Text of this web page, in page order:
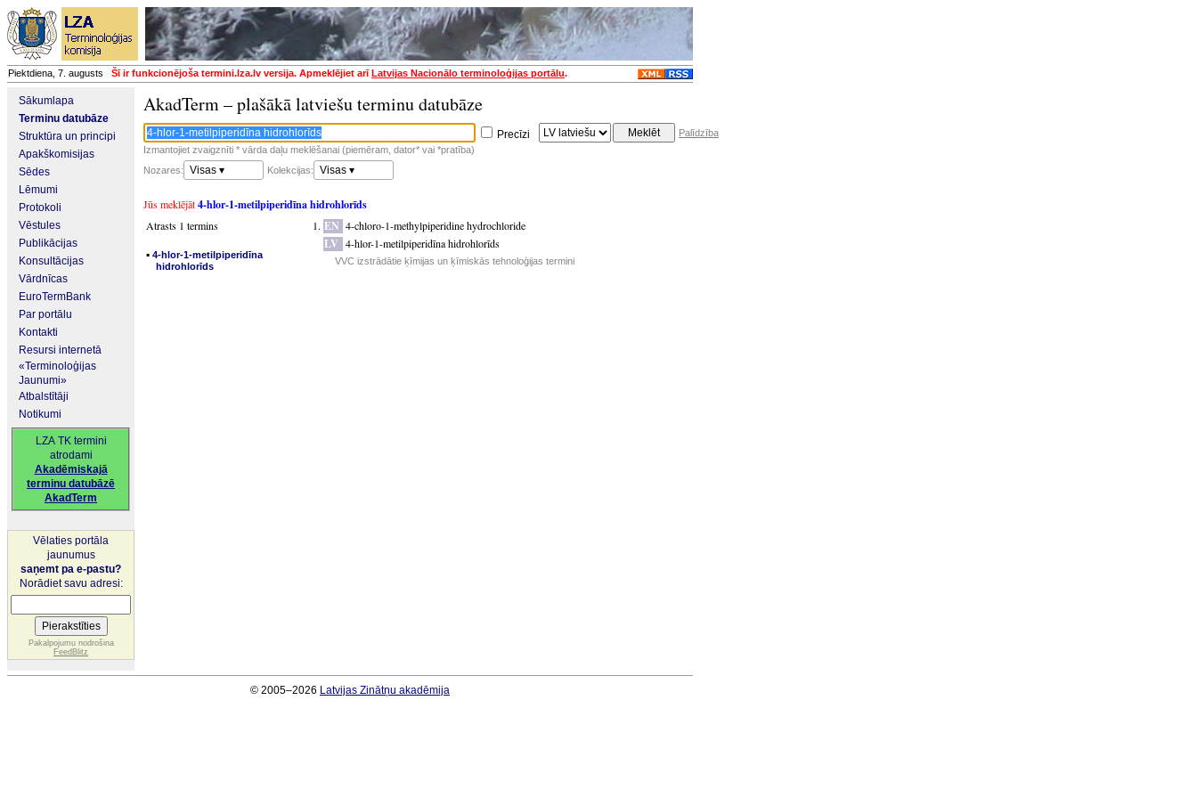
Piektdiena, 7. augusts Šī ir funkcionējoša termini.lza.lv versija. Apmeklējiet arīLatvijas Nacionālo terminoloģijas portālu.
Sākumlapa
Terminu datubāze
Struktūra un principi
Apakškomisijas
Sēdes
Lēmumi
Protokoli
Vēstules
Publikācijas
Konsultācijas
Vārdnīcas
EuroTermBank
Par portālu
Kontakti
Resursi internetā
«Terminoloģijas
Jaunumi»
Atbalstītāji
Notikumi
LZA TK termini
atrodami
Akadēmiskajā
terminu datubāzē
AkadTerm
Vēlaties portāla
jaunumus
saņemt pa e-pastu?
Norādiet savu adresi:
Pakalpojumu nodrošina
FeedBlitz
AkadTerm – plašākā latviešu terminu datubāze
Precīzi
Palīdzība
Izmantojiet zvaigznīti * vārda daļu meklēšanai (piemēram, dator* vai *pratība)
Nozares:
Visas ▾ Kolekcijas: Visas ▾
Jūs meklējāt4-hlor-1-metilpiperidīna hidrohlorīds
Atrasts 1 termins
▪ 4-hlor-1-metilpiperidīna
hidrohlorīds
EN 4-chloro-1-methylpiperidine hydrochloride
LV 4-hlor-1-metilpiperidīna hidrohlorīds
VVC izstrādātie ķīmijas un ķīmiskās tehnoloģijas termini
© 2005–2026 Latvijas Zinātņu akadēmija